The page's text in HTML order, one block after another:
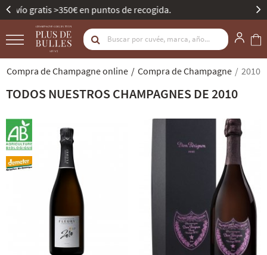
Mejor Bodega de Champagne - Gault & Millau.
Compra de Champagne online Compra de Champagne 2010
TODOS NUESTROS CHAMPAGNES DE 2010